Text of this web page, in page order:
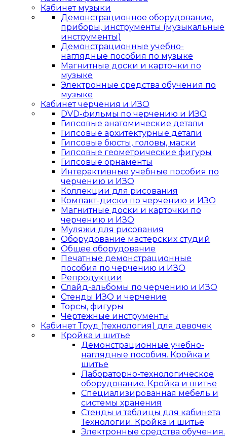
Кабинет музыки
Демонстрационное оборудование,
приборы, инструменты (музыкальные
инструменты)
Демонстрационные учебно-
наглядные пособия по музыке
Магнитные доски и карточки по
музыке
Электронные средства обучения по
музыке
Кабинет черчения и ИЗО
DVD-фильмы по черчению и ИЗО
Гипсовые анатомические детали
Гипсовые архитектурные детали
Гипсовые бюсты, головы, маски
Гипсовые геометрические фигуры
Гипсовые орнаменты
Интерактивные учебные пособия по
черчению и ИЗО
Коллекции для рисования
Компакт-диски по черчению и ИЗО
Магнитные доски и карточки по
черчению и ИЗО
Муляжи для рисования
Оборудование мастерских студий
Общее оборудование
Печатные демонстрационные
пособия по черчению и ИЗО
Репродукции
Слайд-альбомы по черчению и ИЗО
Стенды ИЗО и черчение
Торсы, фигуры
Чертежные инструменты
Кабинет Труд (технология) для девочек
Кройка и шитье
Демонстрационные учебно-
наглядные пособия. Кройка и
шитье
Лабораторно-технологическое
оборудование. Кройка и шитье
Специализированная мебель и
системы хранения
Стенды и таблицы для кабинета
Технологии. Кройка и шитье
Электронные средства обучения.